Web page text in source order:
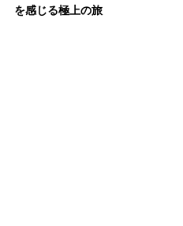
を感じる極上の旅